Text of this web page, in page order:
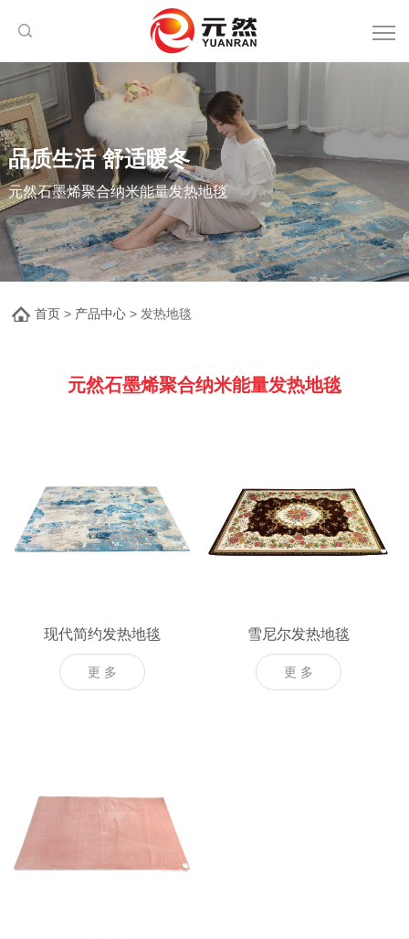
品质生活 舒适暖冬
元然石墨烯聚合纳米能量发热地毯
首页 > 产品中心 > 发热地毯
元然石墨烯聚合纳米能量发热地毯
现代简约发热地毯
更 多
雪尼尔发热地毯
更 多